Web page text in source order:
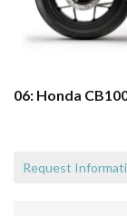
06: Honda
Request